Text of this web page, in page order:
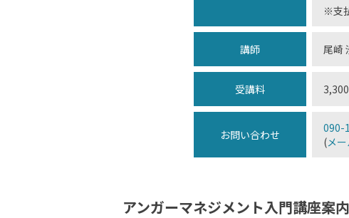
※支
講師 尾崎
受講料
お問い合わせ
090-
(メ
アンガーマネジメント入門講座案内